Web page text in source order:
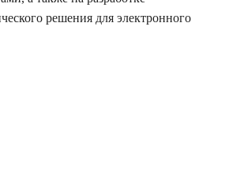
решения для электронного